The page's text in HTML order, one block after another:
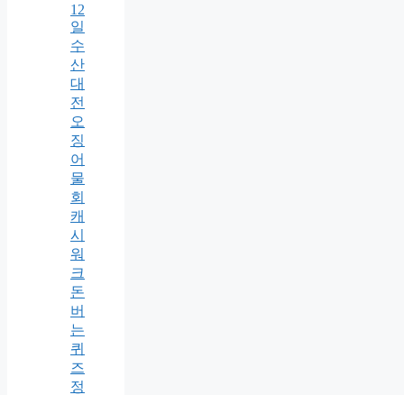
12
일
수
산
대
전
오
징
어
물
회
캐
시
워
크
돈
버
는
퀴
즈
정